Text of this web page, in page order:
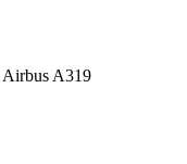
Airbus A319